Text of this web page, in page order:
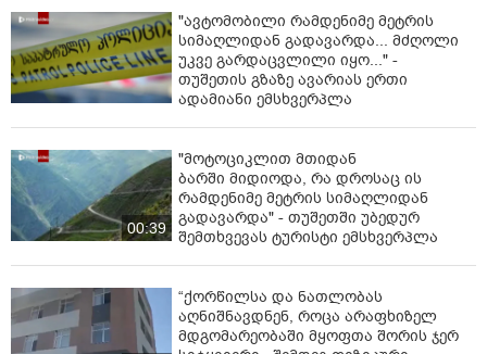
"ავტომობილი რამდენიმე მეტრის
სიმაღლიდან გადავარდა... მძღოლი
უკვე გარდაცვლილი იყო..." -
თუშეთის გზაზე ავარიას ერთი
ადამიანი ემსხვერპლა
00:39
"მოტოციკლით მთიდან
ბარში მიდიოდა, რა დროსაც ის
რამდენიმე მეტრის სიმაღლიდან
გადავარდა" - თუშეთში უბედურ
შემთხვევას ტურისტი ემსხვერპლა
“ქორწილსა და ნათლობას
აღნიშნავდნენ, როცა არაფხიზელ
მდგომარეობაში მყოფთა შორის ჯერ